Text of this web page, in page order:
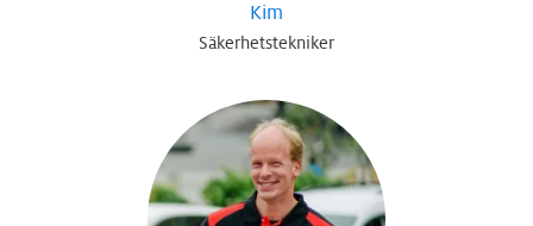
Kim
Säkerhetstekniker